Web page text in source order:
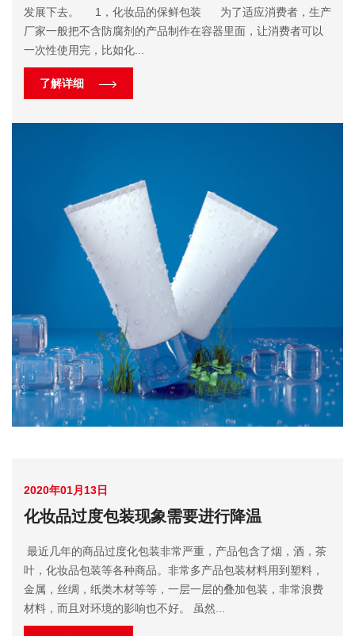
发展下去。 1，化妆品的保鲜包装 为了适应消费者，生产
厂家一般把不含防腐剂的产品制作在容器里面，让消费者可以
一次性使用完，比如化...
了解详细
2020年01月13日
化妆品过度包装现象需要进行降温
最近几年的商品过度化包装非常严重，产品包含了烟，酒，茶
叶，化妆品包装等各种商品。非常多产品包装材料用到塑料，
金属，丝绸，纸类木材等等，一层一层的叠加包装，非常浪费
材料，而且对环境的影响也不好。 虽然...